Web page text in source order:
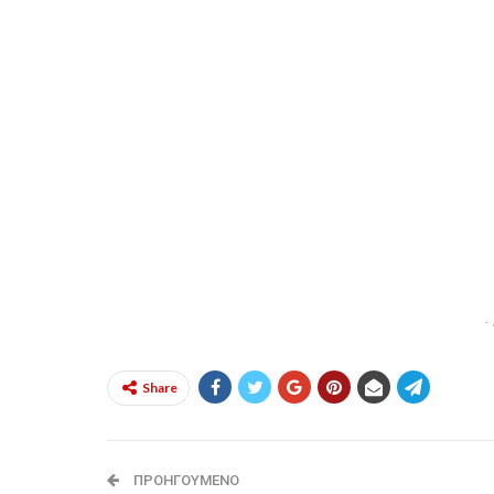
-
Share
ΠΡΟΗΓΟΎΜΕΝΟ